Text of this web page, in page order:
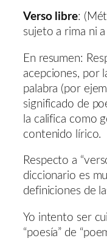
Verso libre:
sujeto a rima ni
En resumen:
acepciones, por
palabra (por
significado de
la califica como
contenido lírico.
Respecto a
diccionario es
definiciones de
Yo intento ser
“poesía” de